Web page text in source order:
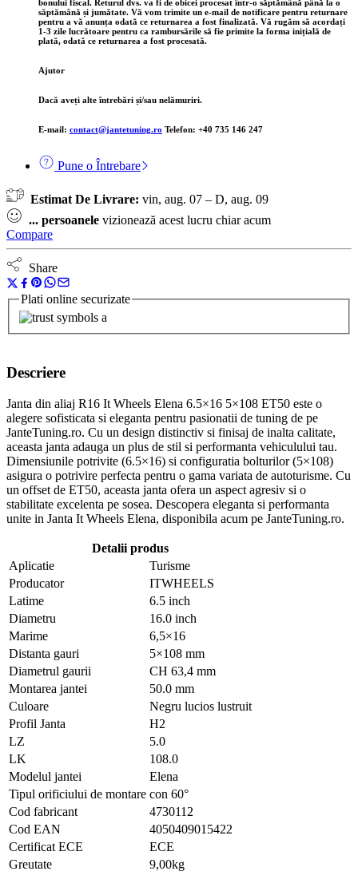
bonului fiscal. Returul dvs. va fi de obicei procesat într-o săptămână până la o
săptămână și jumătate. Vă vom trimite un e-mail de notificare pentru returnare
pentru a vă anunța odată ce returnarea a fost finalizată. Vă rugăm să acordați
1-3 zile lucrătoare pentru ca rambursările să fie primite la forma inițială de
plată, odată ce returnarea a fost procesată.
Ajutor
Dacă aveți alte întrebări și/sau nelămuriri.
E-mail: contact@jantetuning.ro Telefon: +40 735 146 247
Pune o Întrebare
Estimat De Livrare: vin, aug. 07 – D, aug. 09
... persoanele vizionează acest lucru chiar acum
Compare
Share
Plati online securizate
Descriere
Janta din aliaj R16 It Wheels Elena 6.5×16 5×108 ET50 este o
alegere sofisticata si eleganta pentru pasionatii de tuning de pe
JanteTuning.ro. Cu un design distinctiv si finisaj de inalta calitate,
aceasta janta adauga un plus de stil si performanta vehiculului tau.
Dimensiunile potrivite (6.5×16) si configuratia bolturilor (5×108)
asigura o potrivire perfecta pentru o gama variata de autoturisme. Cu
un offset de ET50, aceasta janta ofera un aspect agresiv si o
stabilitate excelenta pe sosea. Descopera eleganta si performanta
unite in Janta It Wheels Elena, disponibila acum pe JanteTuning.ro.
Detalii produs
Aplicatie
Turisme
Producator
ITWHEELS
Latime
6.5 inch
Diametru
16.0 inch
Marime
6,5×16
Distanta gauri
5×108 mm
Diametrul gaurii
CH 63,4 mm
Montarea jantei
50.0 mm
Culoare
Negru lucios lustruit
Profil Janta
H2
LZ
5.0
LK
108.0
Modelul jantei
Elena
Tipul orificiului de montare con 60°
Cod fabricant
4730112
Cod EAN
4050409015422
Certificat ECE
ECE
Greutate
9,00kg